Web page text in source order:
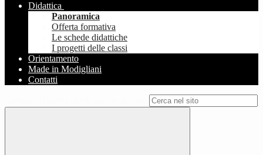
Didattica
Panoramica
Offerta formativa
Le schede didattiche
I progetti delle classi
Orientamento
Made in Modigliani
Contatti